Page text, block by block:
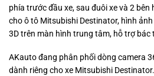
phía trước đầu xe, sau đuôi xe và 2 bên
cho ô tô Mitsubishi Destinator, hình
3D trên màn hình trung tâm, hỗ trợ bác
AKauto đang phân phối dòng camera
dành riêng cho xe Mitsubishi